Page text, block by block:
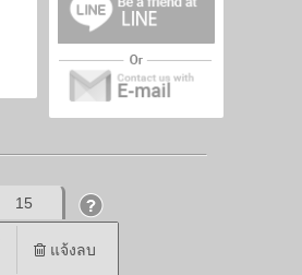
15
แจ้งลบ